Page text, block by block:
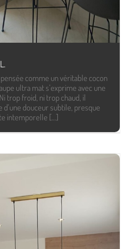
comme un véritable cocon
ultra mat s’exprime avec une
trop froid, ni trop chaud, il
d’une douceur subtile, presque
intemporelle [...]